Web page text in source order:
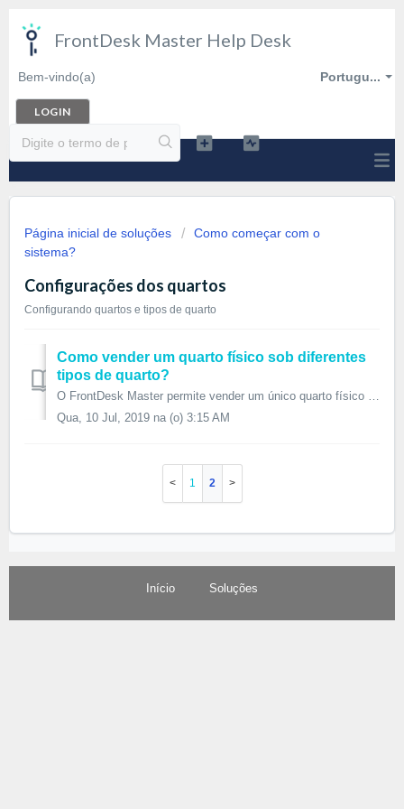
FrontDesk Master Help Desk
Portugu...
Bem-vindo(a)
LOGIN
Página inicial de soluções
Como começar com o
sistema?
Configurações dos quartos
Configurando quartos e tipos de quarto
Como vender um quarto físico sob diferentes
tipos de quarto?
O FrontDesk Master permite vender um único quarto físico sob diferentes tipos de quarto. Isso significa que se eu tenho um quarto de 4 camas eu posso vendê-...
Qua, 10 Jul, 2019 na (o) 3:15 AM
1 2
Início Soluções